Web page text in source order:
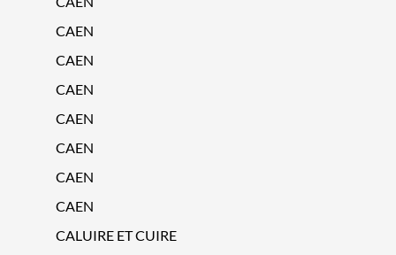
CAEN
CAEN
CAEN
CAEN
CAEN
CAEN
CAEN
CALUIRE ET CUIRE